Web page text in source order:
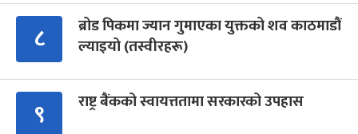
८
ब्रोड पिकमा ज्यान गुमाएका युक्तको शव काठमाडौं
ल्याइयो (तस्वीरहरू)
९ राष्ट्र बैंकको स्वायत्ततामा सरकारको उपहास